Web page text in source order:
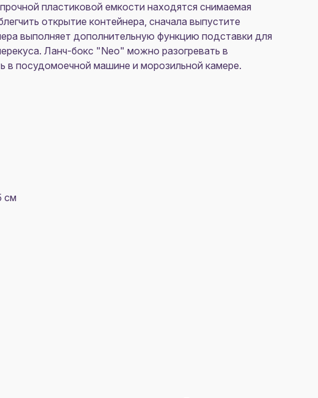
пластиковой емкости находятся снимаемая
открытие контейнера, сначала выпустите
выполняет дополнительную функцию подставки для
Ланч-бокс "Neo" можно разогревать в
в посудомоечной машине и морозильной камере.
см